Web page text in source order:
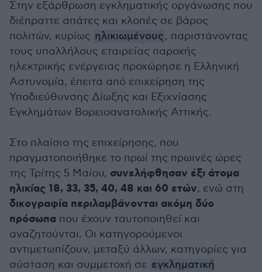
Στην εξάρθρωση εγκληματικής οργάνωσης που
διέπραττε απάτες και κλοπές σε βάρος
πολιτών, κυρίως ηλικιωμένους, παριστάνοντας
τους υπαλλήλους εταιρείας παροχής
ηλεκτρικής ενέργειας προχώρησε η Ελληνική
Αστυνομία, έπειτα από επιχείρηση της
Υποδιεύθυνσης Δίωξης και Εξιχνίασης
Εγκλημάτων Βορειοανατολικής Αττικής.
Στο πλαίσιο της επιχείρησης, που
πραγματοποιήθηκε το πρωί της πρωινές ώρες
της Τρίτης 5 Μαίου, συνελήφθησαν έξι άτομα
ηλικίας 18, 33, 35, 40, 48 και 60 ετών, ενώ στη
δικογραφία περιλαμβάνονται ακόμη δύο
πρόσωπα που έχουν ταυτοποιηθεί και
αναζητούνται. Οι κατηγορούμενοι
αντιμετωπίζουν, μεταξύ άλλων, κατηγορίες για
σύσταση και συμμετοχή σε εγκληματική